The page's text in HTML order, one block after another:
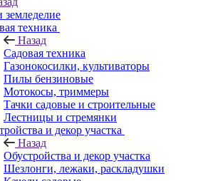
земледелие
техника
Назад
Садовая техника
Газонокосилки, культиваторы
Пилы бензиновые
Мотокосы, триммеры
Тачки садовые и строительные
Лестницы и стремянки
и декор участка
Назад
Обустройства и декор участка
Шезлонги, лежаки, раскладушки